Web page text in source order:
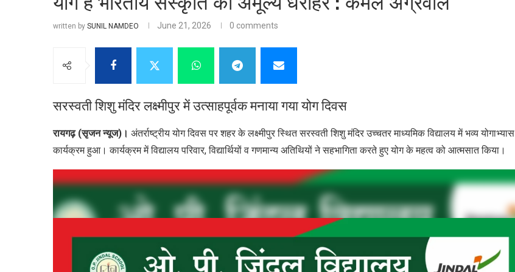
written by SUNIL NAMDEO June 21, 2026 0 comments
सरस्वती शिशु मंदिर लक्ष्मीपुर में उत्साहपूर्वक मनाया गया योग दिवस
रायगढ़ (सृजन न्यूज)। अंतर्राष्ट्रीय योग दिवस पर शहर के लक्ष्मीपुर स्थित सरस्वती शिशु मंदिर उच्चतर माध्यमिक विद्यालय में भव्य योगाभ्यास
कार्यक्रम हुआ। कार्यक्रम में विद्यालय परिवार, विद्यार्थियों व गणमान्य अतिथियों ने सहभागिता करते हुए योग के महत्व को आत्मसात किया।